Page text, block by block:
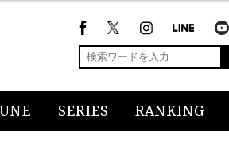
SERIES RANKING